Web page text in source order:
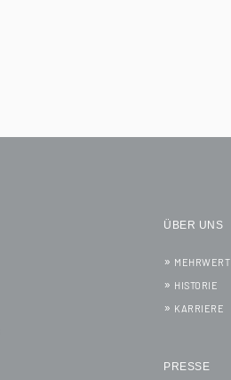
ÜBER UNS
MEHRWERT
HISTORIE
KARRIERE
PRESSE